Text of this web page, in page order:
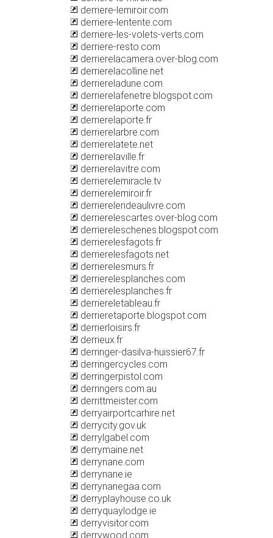
derriere-lemiroir.com
derriere-lentente.com
derriere-les-volets-verts.com
derriere-resto.com
derrierelacamera.over-blog.com
derrierelacolline.net
derriereladune.com
derrierelafenetre.blogspot.com
derrierelaporte.com
derrierelaporte.fr
derrierelarbre.com
derrierelatete.net
derrierelaville.fr
derrierelavitre.com
derrierelemiracle.tv
derrierelemiroir.fr
derrierelerideaulivre.com
derrierelescartes.over-blog.com
derriereleschenes.blogspot.com
derrierelesfagots.fr
derrierelesfagots.net
derrierelesmurs.fr
derrierelesplanches.com
derrierelesplanches.fr
derriereletableau.fr
derrieretaporte.blogspot.com
derrierloisirs.fr
derrieux.fr
derringer-dasilva-huissier67.fr
derringercycles.com
derringerpistol.com
derringers.com.au
derrittmeister.com
derryairportcarhire.net
derrycity.gov.uk
derrylgabel.com
derrymaine.net
derrynane.com
derrynane.ie
derrynanegaa.com
derryplayhouse.co.uk
derryquaylodge.ie
derryvisitor.com
derrywood.com